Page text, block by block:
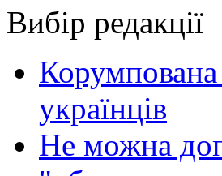
Вибір редакції
Корумпована
українців
Не можна